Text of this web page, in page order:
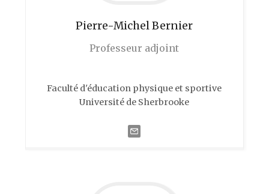
Pierre-Michel Bernier
Professeur adjoint
Faculté d'éducation physique et sportive
Université de Sherbrooke